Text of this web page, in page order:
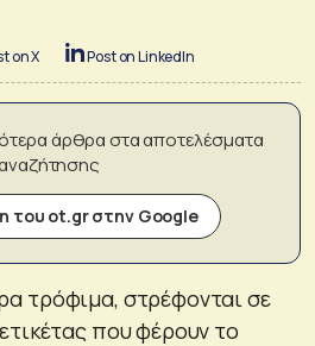
on X Post on LinkedIn
άρθρα στα αποτελέσματα
του ot.gr στην Google
τρόφιμα, στρέφονται σε
που φέρουν το